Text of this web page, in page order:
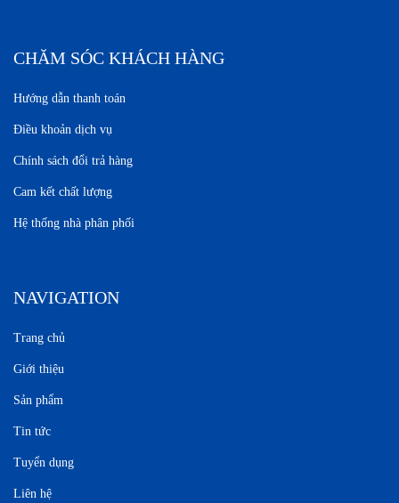
CHĂM SÓC KHÁCH HÀNG
Hướng dẫn thanh toán
Điều khoản dịch vụ
Chính sách đổi trả hàng
Cam kết chất lượng
Hệ thống nhà phân phối
NAVIGATION
Trang chủ
Giới thiệu
Sản phẩm
Tin tức
Tuyển dụng
Liên hệ